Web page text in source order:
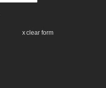
clear form